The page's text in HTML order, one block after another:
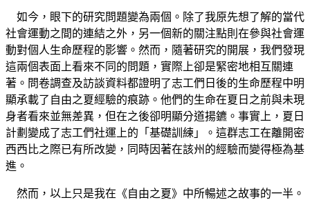
如今，眼下的研究問題變為兩個。除了我原先想了解的當代
社會運動之間的連結之外，另一個新的關注點則在參與社會運
動對個人生命歷程的影響。然而，隨著研究的開展，我們發現
這兩個表面上看來不同的問題，實際上卻是緊密地相互關連
著。問卷調查及訪談資料都證明了志工們日後的生命歷程中明
顯承載了自由之夏經驗的痕跡。他們的生命在夏日之前與未現
身者看來並無差異，但在之後卻明顯分道揚鑣。事實上，夏日
計劃變成了志工們社運上的「基礎訓練」。這群志工在離開密
西西比之際已有所改變，同時因著在該州的經驗而變得極為基
進。
然而，以上只是我在《自由之夏》中所暢述之故事的一半。